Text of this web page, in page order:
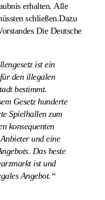
erhalten. Alle
schließen.Dazu
Die Deutsche
ist ein
den illegalen
bestimmt.
Gesetz hunderte
Spielhallen zum
konsequenten
und eine
Das beste
ist und
Angebot.“